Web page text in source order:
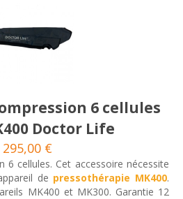
6 cellules
Doctor Life
295,00 €
6 cellules. Cet accessoire nécessite
de pressothérapie MK400.
MK400 et MK300. Garantie 12